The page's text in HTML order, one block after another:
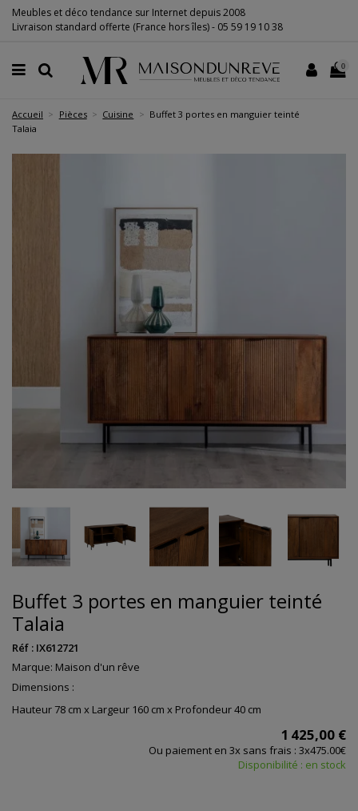
Meubles et déco tendance sur Internet depuis 2008
Livraison standard offerte (France hors îles) - 05 59 19 10 38
0
Accueil Pièces Cuisine
Buffet 3 portes en manguier teinté
Talaia
Buffet 3 portes en manguier teinté
Talaia
Réf : IX612721
Marque: Maison d'un rêve
Dimensions :
Hauteur 78 cm x Largeur 160 cm x Profondeur 40 cm
1 425,00 €
Ou paiement en 3x sans frais : 3x475.00€
Disponibilité : en stock